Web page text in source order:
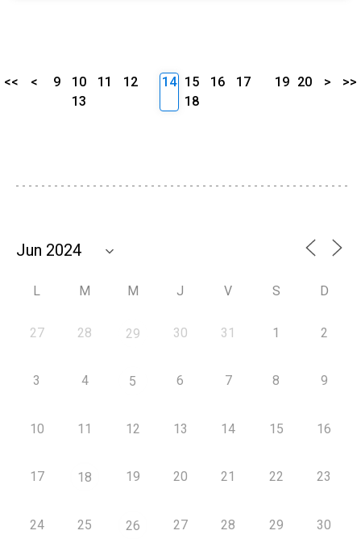
<< < 9 10 11
12
13
14 15 16
17
18
19 20 > >>
L M M J V S D
27 28 29 30 31 1 2
3 4 5 6 7 8 9
10 11 12 13 14 15 16
17 18 19 20 21 22 23
24 25 26 27 28 29 30